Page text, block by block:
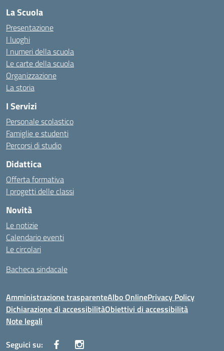
La Scuola
Presentazione
I luoghi
I numeri della scuola
Le carte della scuola
Organizzazione
La storia
I Servizi
Personale scolastico
Famiglie e studenti
Percorsi di studio
Didattica
Offerta formativa
I progetti delle classi
Novità
Le notizie
Calendario eventi
Le circolari
Bacheca sindacale
Amministrazione trasparenteAlbo OnlinePrivacy Policy
Dichiarazione di accessibilitàObiettivi di accessibilità
Note legali
Seguici su: